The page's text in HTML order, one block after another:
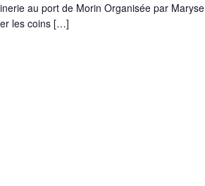
au port de Morin Organisée par Maryse
les coins […]